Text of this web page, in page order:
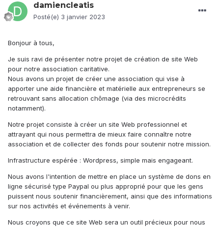
damiencleatis
Posté(e) 3 janvier 2023
Bonjour à tous,
Je suis ravi de présenter notre projet de création de site Web
pour notre association caritative.
Nous avons un projet de créer une association qui vise à
apporter une aide financière et matérielle aux entrepreneurs se
retrouvant sans allocation chômage (via des microcrédits
notamment).
Notre projet consiste à créer un site Web professionnel et
attrayant qui nous permettra de mieux faire connaître notre
association et de collecter des fonds pour soutenir notre mission.
Infrastructure espérée : Wordpress, simple mais engageant.
Nous avons l'intention de mettre en place un système de dons en
ligne sécurisé type Paypal ou plus approprié pour que les gens
puissent nous soutenir financièrement, ainsi que des informations
sur nos activités et événements à venir.
Nous croyons que ce site Web sera un outil précieux pour nous